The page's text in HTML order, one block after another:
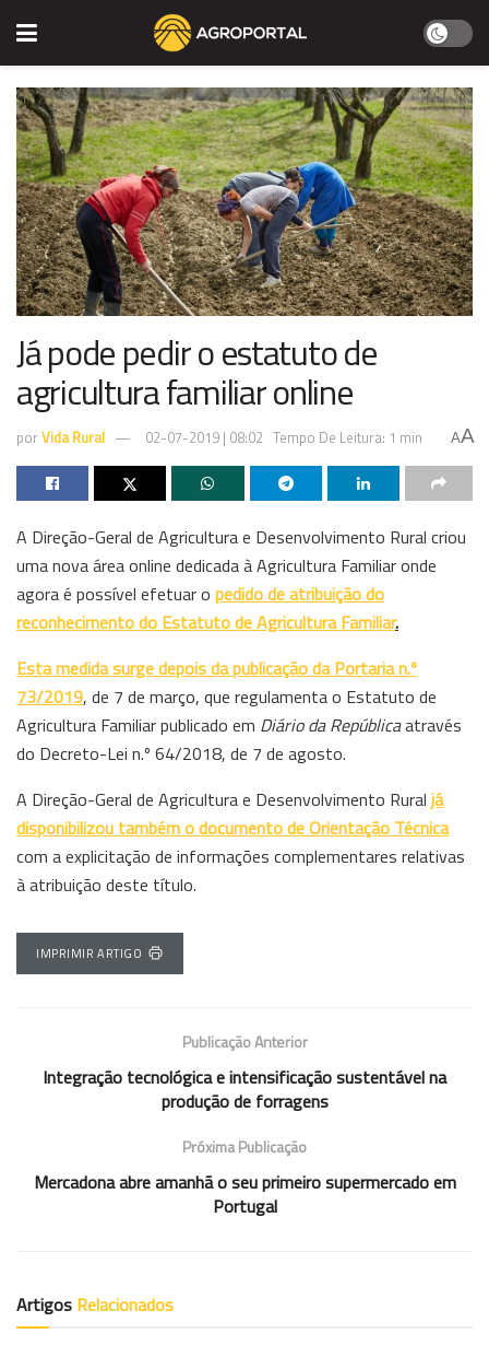
Já pode pedir o estatuto de
agricultura familiar online
porVida Rural 02-07-2019 | 08:02 Tempo De Leitura: 1 min AA
A Direção-Geral de Agricultura e Desenvolvimento Rural criou
uma nova área online dedicada à Agricultura Familiar onde
agora é possível efetuar o pedido de atribuição do
reconhecimento do Estatuto de Agricultura Familiar.
Esta medida surge depois da publicação da Portaria n.º
73/2019, de 7 de março, que regulamenta o Estatuto de
Agricultura Familiar publicado em Diário da Repúblicaatravés
do Decreto-Lei n.º 64/2018, de 7 de agosto.
A Direção-Geral de Agricultura e Desenvolvimento Rural já
disponibilizou também o documento de Orientação Técnica
com a explicitação de informações complementares relativas
à atribuição deste título.
IMPRIMIR ARTIGO
Publicação Anterior
Integração tecnológica e intensificação sustentável na
produção de forragens
Próxima Publicação
Mercadona abre amanhã o seu primeiro supermercado em
Portugal
Artigos Relacionados